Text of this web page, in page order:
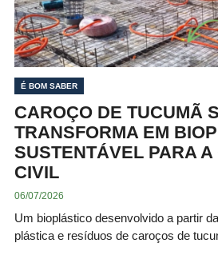
É BOM SABER
CAROÇO DE TUCUMÃ
TRANSFORMA EM
SUSTENTÁVEL PARA
CIVIL
06/07/2026
Um bioplástico desenvolvido a partir
plástica e resíduos de caroços de